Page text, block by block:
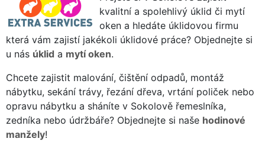
kvalitní a spolehlivý úklid či mytí
oken a hledáte úklidovou firmu
která vám zajistí jakékoli úklidové práce? Objednejte si
u nás úklid a mytí oken.
Chcete zajistit malování, čištění odpadů, montáž
nábytku, sekání trávy, řezání dřeva, vrtání poliček nebo
opravu nábytku a sháníte v Sokolově řemeslníka,
zedníka nebo údržbáře? Objednejte si naše hodinové
manžely!